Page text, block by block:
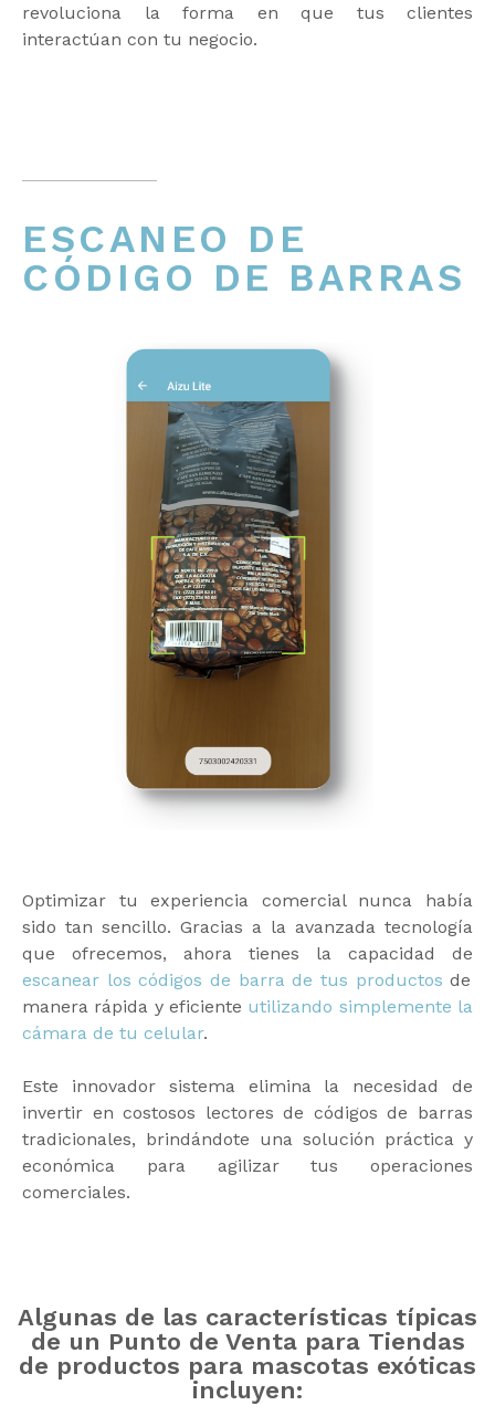
revoluciona la forma en que tus clientes
interactúan con tu negocio.
ESCANEO DE
CÓDIGO DE BARRAS
Optimizar tu experiencia comercial nunca había
sido tan sencillo. Gracias a la avanzada tecnología
que ofrecemos, ahora tienes la capacidad de
escanear los códigos de barra de tus productos de
manera rápida y eficiente utilizando simplemente la
cámara de tu celular.
Este innovador sistema elimina la necesidad de
invertir en costosos lectores de códigos de barras
tradicionales, brindándote una solución práctica y
económica para agilizar tus operaciones
comerciales.
Algunas de las características típicas
de un Punto de Venta para Tiendas
de productos para mascotas exóticas
incluyen: